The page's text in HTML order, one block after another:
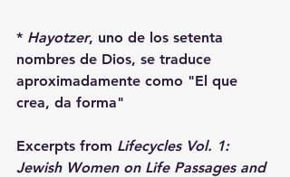
* Hayotzer, uno de los setenta
nombres de Dios, se traduce
aproximadamente como "El que
crea, da forma"
Excerpts from Lifecycles Vol. 1:
Jewish Women on Life Passages and